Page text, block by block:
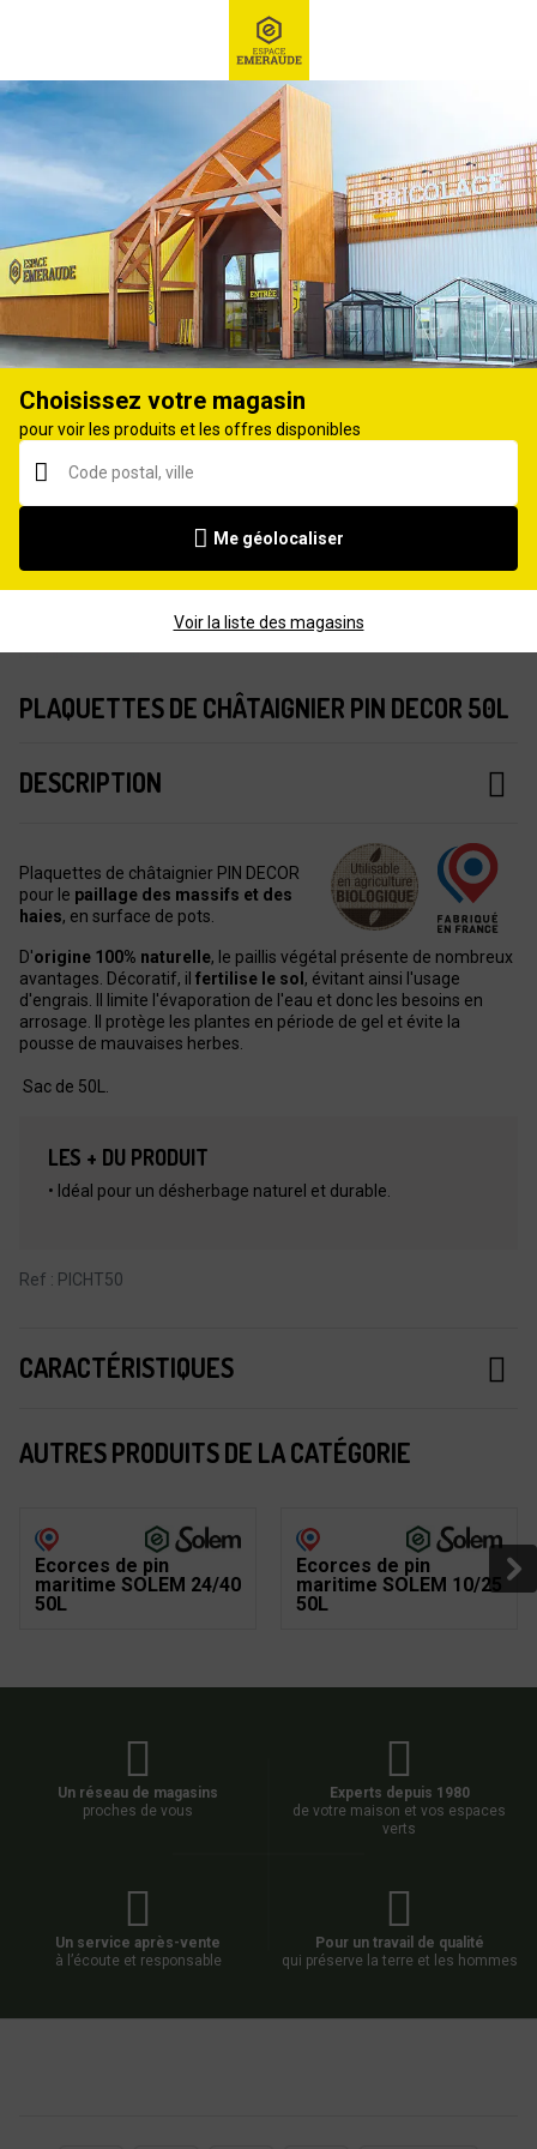
Ex : Robot tondeuse, ...
Toile de paillage, paillis, écorce
PLAQUETTES DE CHÂTAIGNIER PIN DECOR 50L
DESCRIPTION
Plaquettes de châtaignier PIN DECOR
pour le paillage des massifs et des
haies, en surface de pots.
D'origine 100% naturelle, le paillis végétal présente de nombreux
avantages. Décoratif, il fertilise le sol , évitant ainsi l'usage
d'engrais. Il limite l'évaporation de l'eau et donc les besoins en
arrosage. Il protège les plantes en période de gel et évite la
pousse de mauvaises herbes.
Sac de 50L.
LES + DU PRODUIT
• Idéal pour un désherbage naturel et durable.
Ref : PICHT50
CARACTÉRISTIQUES
AUTRES PRODUITS DE LA CATÉGORIE
Ecorces de pin
maritime SOLEM 24/40
50L
Ecorces de pin
maritime SOLEM 10/25
50L
Un réseau de magasins
proches de vous
Experts depuis 1980
de votre maison et vos espaces
verts
Un service après-vente
à l’écoute et responsable
Pour un travail de qualité
qui préserve la terre et les hommes
Choisissez votre magasin
pour voir les produits et les offres disponibles
Me géolocaliser
Voir la liste des magasins